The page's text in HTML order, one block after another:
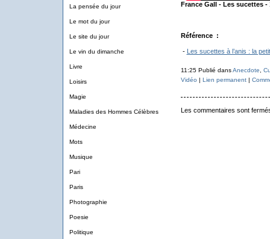
La pensée du jour
Le mot du jour
Le site du jour
Le vin du dimanche
Livre
Loisirs
Magie
Maladies des Hommes Célèbres
Médecine
Mots
Musique
Pari
Paris
Photographie
Poesie
Politique
France Gall - Les sucettes -
Référence :
- Les sucettes à l’anis : la
11:25 Publié dansAnecdote
Vidéo | Lien permanent|
Les commentaires sont